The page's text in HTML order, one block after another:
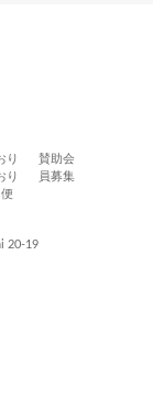
り
り
便
賛助会
員募集
20-19